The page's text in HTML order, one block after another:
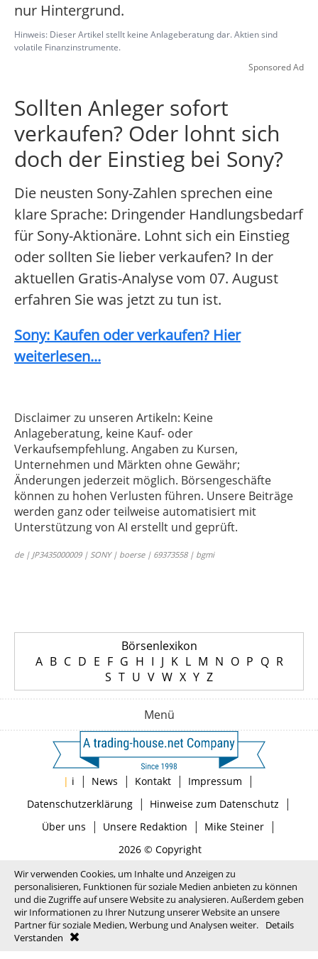
nur Hintergrund.
Hinweis: Dieser Artikel stellt keine Anlageberatung dar. Aktien sind
volatile Finanzinstrumente.
Sponsored Ad
Sollten Anleger sofort
verkaufen? Oder lohnt sich
doch der Einstieg bei Sony?
Die neusten Sony-Zahlen sprechen eine
klare Sprache: Dringender Handlungsbedarf
für Sony-Aktionäre. Lohnt sich ein Einstieg
oder sollten Sie lieber verkaufen? In der
aktuellen Gratis-Analyse vom 07. August
erfahren Sie was jetzt zu tun ist.
Sony: Kaufen oder verkaufen? Hier
weiterlesen...
Disclaimer zu unseren Artikeln: Keine
Anlageberatung, keine Kauf- oder
Verkaufsempfehlung. Angaben zu Kursen,
Unternehmen und Märkten ohne Gewähr;
Änderungen jederzeit möglich. Börsengeschäfte
können zu hohen Verlusten führen. Unsere Beiträge
werden ganz oder teilweise automatisiert mit
Unterstützung von AI erstellt und geprüft.
de | JP3435000009 | SONY | boerse | 69373558 | bgmi
Börsenlexikon
A B C D E F G H I J K L M N O P Q R
S T U V W X Y Z
Menü
| i | News | Kontakt | Impressum |
Datenschutzerklärung| Hinweise zum Datenschutz |
Über uns | Unsere Redaktion | Mike Steiner|
2026 © Copyright
Wir verwenden Cookies, um Inhalte und Anzeigen zu
personalisieren, Funktionen für soziale Medien anbieten zu können
und die Zugriffe auf unsere Website zu analysieren. Außerdem geben
wir Informationen zu Ihrer Nutzung unserer Website an unsere
Partner für soziale Medien, Werbung und Analysen weiter.
Details
Verstanden